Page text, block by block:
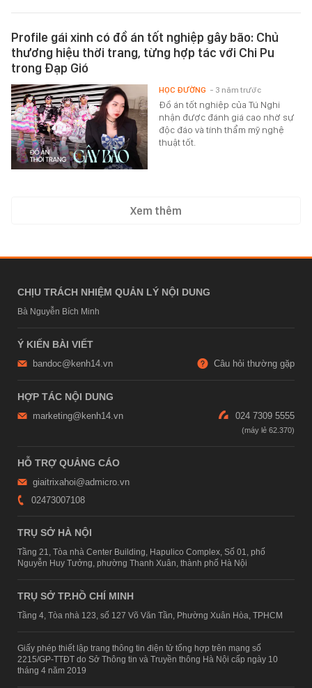
Profile gái xinh có đồ án tốt nghiệp gây bão: Chủ
thương hiệu thời trang, từng hợp tác với Chi Pu
trong Đạp Gió
Đồ án tốt nghiệp của Tú Nghi
nhận được đánh giá cao nhờ sự
độc đáo và tính thẩm mỹ nghệ
thuật tốt.
HỌC ĐƯỜNG - 3 năm trước
Xem thêm
CHỊU TRÁCH NHIỆM QUẢN LÝ NỘI DUNG
Bà Nguyễn Bích Minh
Ý KIẾN BÀI VIẾT
bandoc@kenh14.vn Câu hỏi thường gặp
HỢP TÁC NỘI DUNG
marketing@kenh14.vn 024 7309 5555
HỖ TRỢ QUẢNG CÁO
giaitrixahoi@admicro.vn
02473007108
TRỤ SỞ HÀ NỘI
Tầng 21, Tòa nhà Center Building, Hapulico Complex, Số 01, phố
Nguyễn Huy Tưởng, phường Thanh Xuân, thành phố Hà Nội
TRỤ SỞ TP.HỒ CHÍ MINH
Tầng 4, Tòa nhà 123, số 127 Võ Văn Tần, Phường Xuân Hòa, TPHCM
Giấy phép thiết lập trang thông tin điện tử tổng hợp trên mạng số
2215/GP-TTĐT do Sở Thông tin và Truyền thông Hà Nội cấp ngày 10
tháng 4 năm 2019